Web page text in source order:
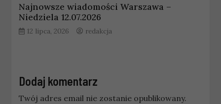
Najnowsze wiadomości Warszawa –
Niedziela 12.07.2026
12 lipca, 2026 redakcja
Dodaj komentarz
Twój adres email nie zostanie opublikowany.